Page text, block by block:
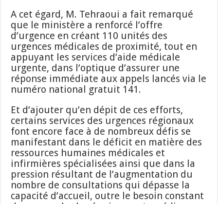
A cet égard, M. Tehraoui a fait remarqué
que le ministère a renforcé l’offre
d’urgence en créant 110 unités des
urgences médicales de proximité, tout en
appuyant les services d’aide médicale
urgente, dans l’optique d’assurer une
réponse immédiate aux appels lancés via le
numéro national gratuit 141.
Et d’ajouter qu’en dépit de ces efforts,
certains services des urgences régionaux
font encore face à de nombreux défis se
manifestant dans le déficit en matière des
ressources humaines médicales et
infirmières spécialisées ainsi que dans la
pression résultant de l’augmentation du
nombre de consultations qui dépasse la
capacité d’accueil, outre le besoin constant